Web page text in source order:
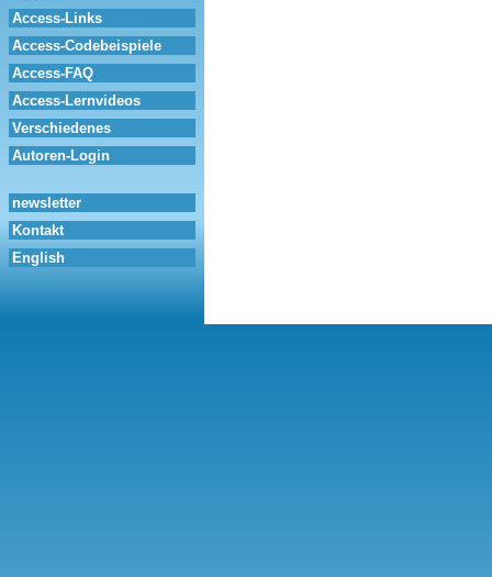
Access-Links
Access-Codebeispiele
Access-FAQ
Access-Lernvideos
Verschiedenes
Autoren-Login
newsletter
Kontakt
English